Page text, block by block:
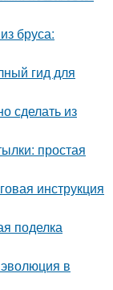
бруса:
гид для
сделать из
простая
инструкция
поделка
в